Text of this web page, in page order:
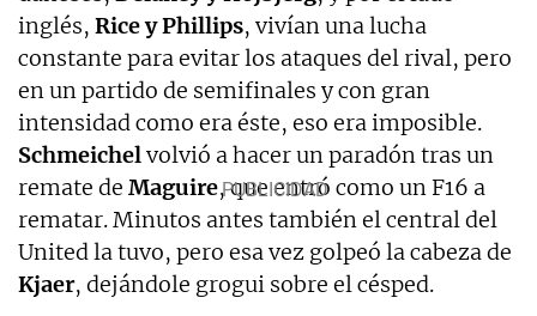
inglés, Rice y Phillips, vivían una lucha
constante para evitar los ataques del rival, pero
en un partido de semifinales y con gran
intensidad como era éste, eso era imposible.
Schmeichelvolvió a hacer un paradón tras un
remate de Maguire, que entró como un F16 a
rematar. Minutos antes también el central del
United la tuvo, pero esa vez golpeó la cabeza de
Kjaer, dejándole grogui sobre el césped.